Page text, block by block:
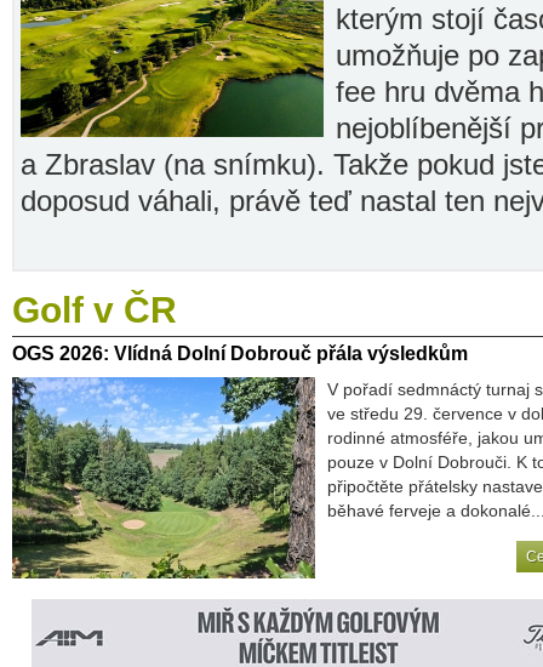
kterým stojí
umožňuje po
fee hru dvěma
nejoblíbenější
a Zbraslav (na snímku). Takže pokud
doposud váhali, právě teď nastal ten
Golf v ČR
OGS 2026: Vlídná Dolní Dobrouč přála výsledkům
V pořadí sedmnáctý turnaj
ve středu 29. července v
rodinné atmosféře, jakou
pouze v Dolní Dobrouči. K
připočtěte přátelsky
běhavé ferveje a